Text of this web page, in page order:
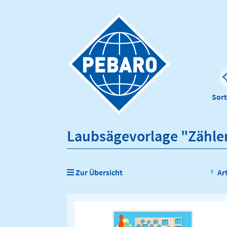
Laubsägevorlage
Zur Übersicht